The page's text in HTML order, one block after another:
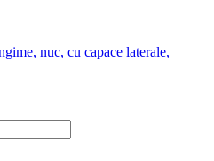
nuc, cu capace laterale,